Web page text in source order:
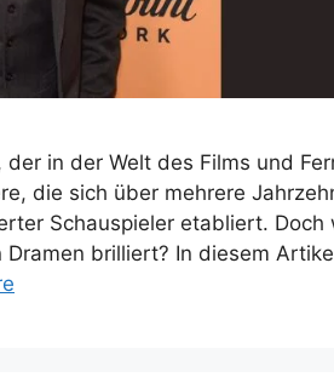
in der Welt des Films und
die sich über mehrere
Schauspieler etabliert.
Dramen brilliert? In diesem